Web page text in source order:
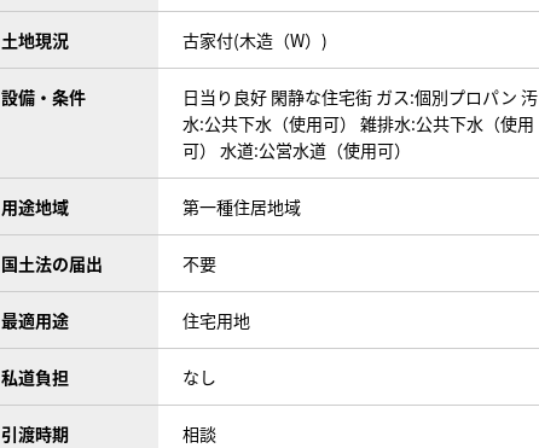
土地現況 古家付(木造（W）)
設備・条件 日当り良好 閑静な住宅街 ガス:個別プロパン 汚
水:公共下水（使用可） 雑排水:公共下水（使用
可） 水道:公営水道（使用可）
用途地域 第一種住居地域
国土法の届出 不要
最適用途 住宅用地
私道負担 なし
引渡時期 相談